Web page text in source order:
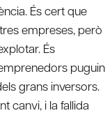
És cert que
empreses, però
És
puguin
grans inversors.
canvi, i la fallida